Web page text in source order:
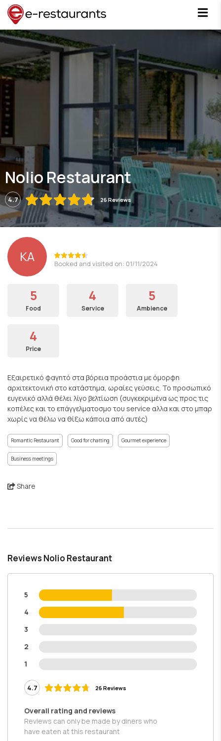
Nolio Restaurant
4.7 26 Reviews
ΚΑ Booked and visited on: 01/11/2024
5
Food
4
Service
5
Ambience
4
Price
Εξαιρετικό φαγητό στα βόρεια προάστια με όμορφη
αρχιτεκτονική στο κατάστημα, ωραίες γεύσεις. Το προσωπικό
ευγενικό αλλά θέλει λίγο βελτίωση (συγκεκριμένα ως προς τις
κοπέλες και το επάγγελματοσμο του service αλλα και στο μπαρ
χωρίς να θέλω να θίξω κάποια από αυτές)
Romantic Restaurant Good for chatting Gourmet experience
Business meetings
Share
Reviews Nolio Restaurant
5
4
3
2
1
4.7 26 Reviews
Overall rating and reviews
Reviews can only be made by diners who
have eaten at this restaurant